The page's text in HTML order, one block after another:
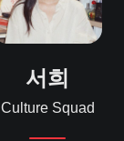
서희
Culture Squad